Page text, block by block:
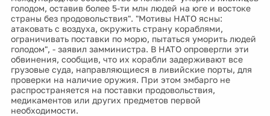
голодом, оставив более 5-ти млн людей на юге и востоке
страны без продовольствия". "Мотивы НАТО ясны:
атаковать с воздуха, окружить страну кораблями,
ограничивать поставки по морю, пытаться уморить людей
голодом", - заявил замминистра. В НАТО опровергли эти
обвинения, сообщив, что их корабли задерживают все
грузовые суда, направляющиеся в ливийские порты, для
проверки на наличие оружия. При этом эмбарго не
распространяется на поставки продовольствия,
медикаментов или других предметов первой
необходимости.